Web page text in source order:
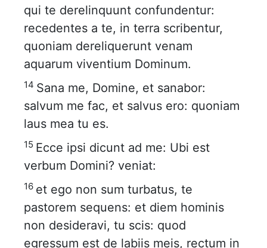
qui te derelinquunt confundentur:
recedentes a te, in terra scribentur,
quoniam dereliquerunt venam
aquarum viventium Dominum.
14 Sana me, Domine, et sanabor:
salvum me fac, et salvus ero: quoniam
laus mea tu es.
15 Ecce ipsi dicunt ad me: Ubi est
verbum Domini? veniat:
16 et ego non sum turbatus, te
pastorem sequens: et diem hominis
non desideravi, tu scis: quod
egressum est de labiis meis, rectum in